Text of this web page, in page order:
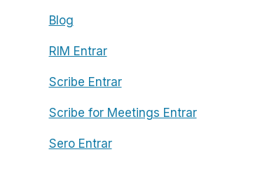
Blog
RIM Entrar
Scribe Entrar
Scribe for Meetings Entrar
Sero Entrar